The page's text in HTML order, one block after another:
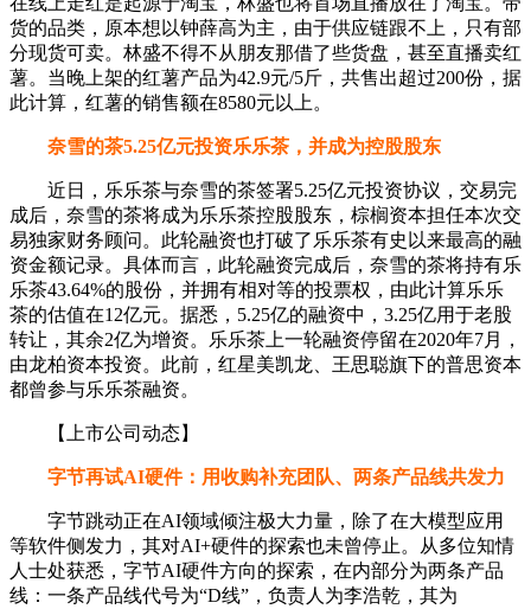
货的品类，原本想以钟薛高为主，由于供应链跟不上，只有部
分现货可卖。林盛不得不从朋友那借了些货盘，甚至直播卖红
薯。当晚上架的红薯产品为42.9元/5斤，共售出超过200份，据
此计算，红薯的销售额在8580元以上。
奈雪的茶5.25亿元投资乐乐茶，并成为控股股东
近日，乐乐茶与奈雪的茶签署5.25亿元投资协议，交易完
成后，奈雪的茶将成为乐乐茶控股股东，棕榈资本担任本次交
易独家财务顾问。此轮融资也打破了乐乐茶有史以来最高的融
资金额记录。具体而言，此轮融资完成后，奈雪的茶将持有乐
乐茶43.64%的股份，并拥有相对等的投票权，由此计算乐乐
茶的估值在12亿元。据悉，5.25亿的融资中，3.25亿用于老股
转让，其余2亿为增资。乐乐茶上一轮融资停留在2020年7月，
由龙柏资本投资。此前，红星美凯龙、王思聪旗下的普思资本
都曾参与乐乐茶融资。
【上市公司动态】
字节再试AI硬件：用收购补充团队、两条产品线共发力
字节跳动正在AI领域倾注极大力量，除了在大模型应用
等软件侧发力，其对AI+硬件的探索也未曾停止。从多位知情
人士处获悉，字节AI硬件方向的探索，在内部分为两条产品
线：一条产品线代号为“D线”，负责人为李浩乾，其为